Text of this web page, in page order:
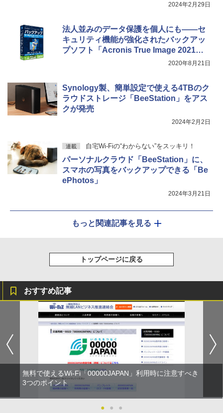
2024年2月29日
法人並みのデータ保護を個人にも――セ
キュリティ機能が強化されたバックアッ
プソフト「Acronis True Image 2021」
2020年8月21日
Synology製、簡単設定で使える4TBのク
ラウドストレージ「BeeStation」をアス
クが発売
2024年2月2日
連載 自宅Wi-Fiの“わからない”をスッキリ！
パーソナルクラウド「BeeStation」に、
スマホの写真をバックアップできる「Be
ePhotos」
2024年3月21日
もっと関連記事を見る
トップページに戻る
おすすめ記事
無料で使えるWi-Fi「00000JAPAN」利用時に注意すべき
3つのポイント
● ● ●